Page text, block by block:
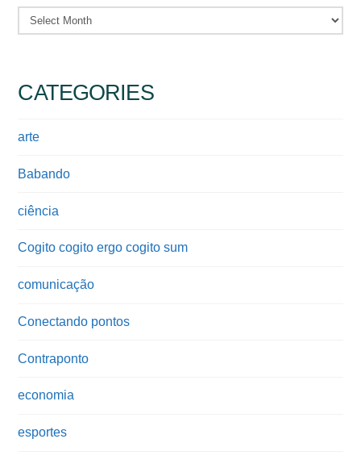
Archives
CATEGORIES
arte
Babando
ciência
Cogito cogito ergo cogito sum
comunicação
Conectando pontos
Contraponto
economia
esportes